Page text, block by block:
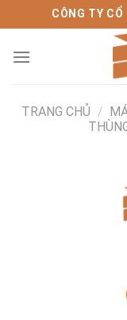
qua
nội
CÔNG TY
TRANG CHỦ /